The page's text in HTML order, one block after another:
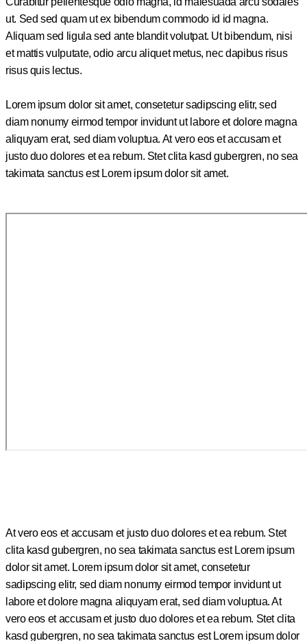
ut. Sed sed quam ut ex bibendum commodo id id magna.
Aliquam sed ligula sed ante blandit volutpat. Ut bibendum, nisi
et mattis vulputate, odio arcu aliquet metus, nec dapibus risus
risus quis lectus.
Lorem ipsum dolor sit amet, consetetur sadipscing elitr, sed
diam nonumy eirmod tempor invidunt ut labore et dolore magna
aliquyam erat, sed diam voluptua. At vero eos et accusam et
justo duo dolores et ea rebum. Stet clita kasd gubergren, no sea
takimata sanctus est Lorem ipsum dolor sit amet.
At vero eos et accusam et justo duo dolores et ea rebum. Stet
clita kasd gubergren, no sea takimata sanctus est Lorem ipsum
dolor sit amet. Lorem ipsum dolor sit amet, consetetur
sadipscing elitr, sed diam nonumy eirmod tempor invidunt ut
labore et dolore magna aliquyam erat, sed diam voluptua. At
vero eos et accusam et justo duo dolores et ea rebum. Stet clita
kasd gubergren, no sea takimata sanctus est Lorem ipsum dolor